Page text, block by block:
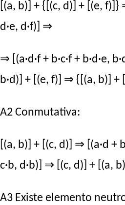
[(a, b)] + {[(c, d)] + [(e, f)]}
d·e, d·f)] ⇒
⇒ [(a·d·f + b·c·f + b·d·e,
b·d)] + [(e, f)] ⇒ {[(a, b)] +
A2 Conmutativa:
[(a, b)] + [(c, d)] ⇒ [(a·d +
c·b, d·b)] ⇒ [(c, d)] + [(a, b)]
A3 Existe elemento